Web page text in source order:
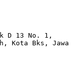
D 13 No. 1,
Bks, Jawa